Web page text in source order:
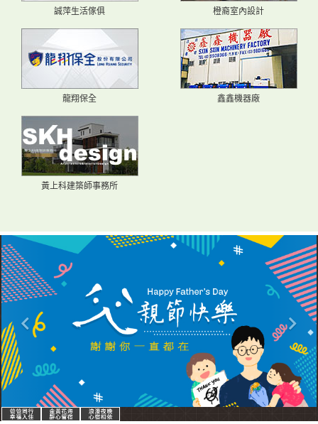
誠萍生活傢俱 橙裔室內設計
龍翔保全 鑫鑫機器廠
黃上科建築師事務所